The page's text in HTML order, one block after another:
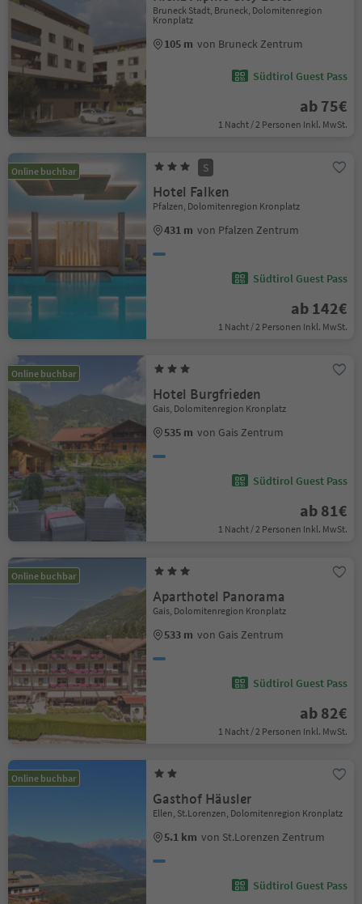
Bruneck Stadt, Bruneck, Dolomitenregion
Kronplatz
105 m von Bruneck Zentrum
Südtirol Guest Pass
ab 75€
1 Nacht / 2 Personen Inkl. MwSt.
Online buchbar S
Hotel Falken
Pfalzen, Dolomitenregion Kronplatz
431 m von Pfalzen Zentrum
Südtirol Guest Pass
ab 142€
1 Nacht / 2 Personen Inkl. MwSt.
Online buchbar
Hotel Burgfrieden
Gais, Dolomitenregion Kronplatz
535 m von Gais Zentrum
Südtirol Guest Pass
ab 81€
1 Nacht / 2 Personen Inkl. MwSt.
Online buchbar
Aparthotel Panorama
Gais, Dolomitenregion Kronplatz
533 m von Gais Zentrum
Südtirol Guest Pass
ab 82€
1 Nacht / 2 Personen Inkl. MwSt.
Online buchbar
Gasthof Häusler
Ellen, St.Lorenzen, Dolomitenregion Kronplatz
5.1 km von St.Lorenzen Zentrum
Südtirol Guest Pass